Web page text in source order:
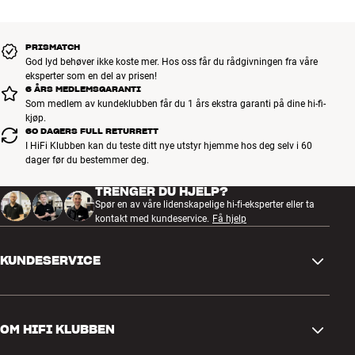
Mer fra AudioQuest
PRISMATCH
God lyd behøver ikke koste mer. Hos oss får du rådgivningen fra våre
eksperter som en del av prisen!
6 ÅRS MEDLEMSGARANTI
Som medlem av kundeklubben får du 1 års ekstra garanti på dine hi-fi-
kjøp.
60 DAGERS FULL RETURRETT
I HiFi Klubben kan du teste ditt nye utstyr hjemme hos deg selv i 60
dager før du bestemmer deg.
TRENGER DU HJELP?
Spør en av våre lidenskapelige hi-fi-eksperter eller ta
kontakt med kundeservice. Få hjelp
KUNDESERVICE
OM HIFI KLUBBEN